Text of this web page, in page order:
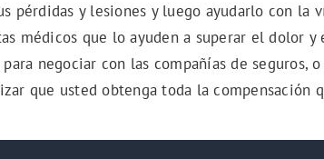
pérdidas y lesiones y luego ayudarlo con la
médicos que lo ayuden a superar el dolor y
negociar con las compañías de seguros,
que usted obtenga toda la compensación